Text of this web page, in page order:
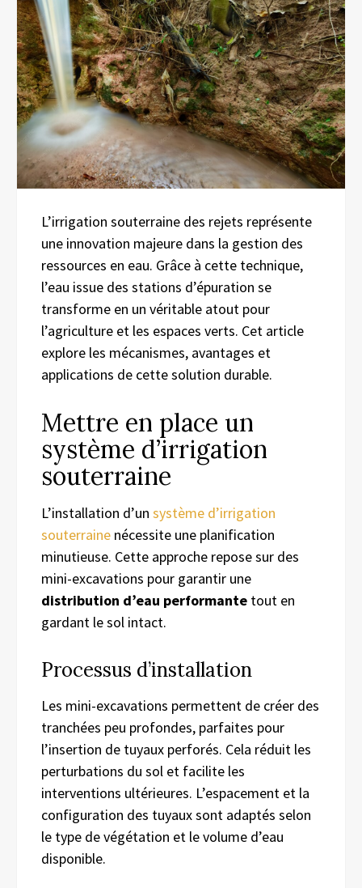
L’irrigation souterraine des rejets représente
une innovation majeure dans la gestion des
ressources en eau. Grâce à cette technique,
l’eau issue des stations d’épuration se
transforme en un véritable atout pour
l’agriculture et les espaces verts. Cet article
explore les mécanismes, avantages et
applications de cette solution durable.
Mettre en place un
système d’irrigation
souterraine
L’installation d’un système d’irrigation
souterraine nécessite une planification
minutieuse. Cette approche repose sur des
mini-excavations pour garantir une
distribution d’eau performante tout en
gardant le sol intact.
Processus d’installation
Les mini-excavations permettent de créer des
tranchées peu profondes, parfaites pour
l’insertion de tuyaux perforés. Cela réduit les
perturbations du sol et facilite les
interventions ultérieures. L’espacement et la
configuration des tuyaux sont adaptés selon
le type de végétation et le volume d’eau
disponible.